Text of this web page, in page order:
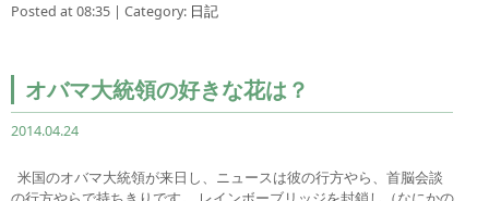
Posted at 08:35 | Category: 日記
オバマ大統領の好きな花は？
2014.04.24
米国のオバマ大統領が来日し、ニュースは彼の行方やら、首脳会談